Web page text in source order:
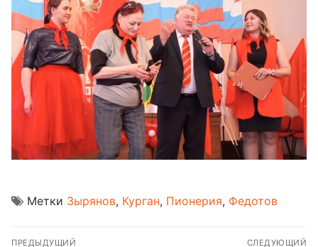
Метки Зырянов, Курган, Пионерия, Федотов
Навигация
ПРЕДЫДУЩИЙ СЛЕДУЮЩИЙ